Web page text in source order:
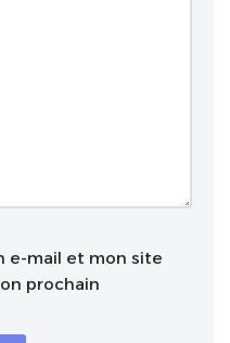
e-mail et mon site
prochain